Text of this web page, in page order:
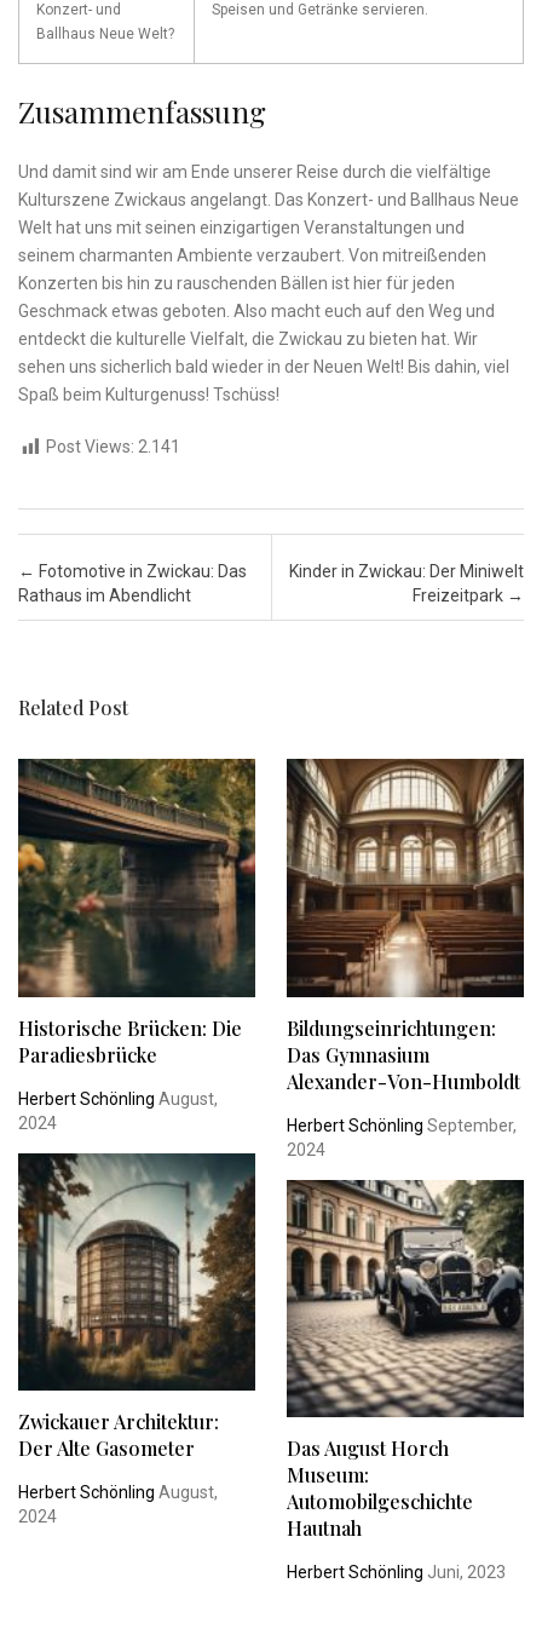
Konzert- und
Ballhaus Neue​ Welt?
Speisen⁤ und ⁢Getränke servieren.
Zusammenfassung
Und damit sind wir am Ende unserer⁤ Reise durch die vielfältige
Kulturszene ⁣Zwickaus angelangt. Das Konzert- und Ballhaus ⁢Neue
Welt hat uns mit seinen einzigartigen Veranstaltungen und
seinem charmanten Ambiente verzaubert. Von mitreißenden
Konzerten ⁤bis hin zu ⁣rauschenden Bällen ⁢ist hier für jeden
Geschmack etwas geboten. Also ⁢macht euch auf den Weg und
entdeckt die kulturelle Vielfalt, ‌die ⁢Zwickau zu bieten⁤ hat. Wir
sehen uns sicherlich bald wieder‍ in der⁢ Neuen Welt! Bis ⁣dahin, viel⁤
Spaß beim Kulturgenuss!⁢ Tschüss!
Post Views: 2.141
Post navigation
← Fotomotive in Zwickau: Das
Rathaus im Abendlicht
Kinder in Zwickau: Der Miniwelt
Freizeitpark →
Related Post
Historische Brücken: Die
Paradiesbrücke
Herbert Schönling August,
2024
Bildungseinrichtungen:
Das Gymnasium
Alexander-Von-Humboldt
Herbert Schönling September,
2024
Zwickauer Architektur:
Der Alte Gasometer
Herbert Schönling August,
2024
Das August Horch
Museum:
Automobilgeschichte
Hautnah
Herbert Schönling Juni, 2023